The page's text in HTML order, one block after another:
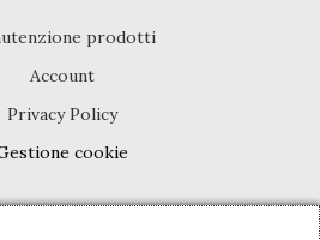
prodotti
Account
Privacy Policy
cookie